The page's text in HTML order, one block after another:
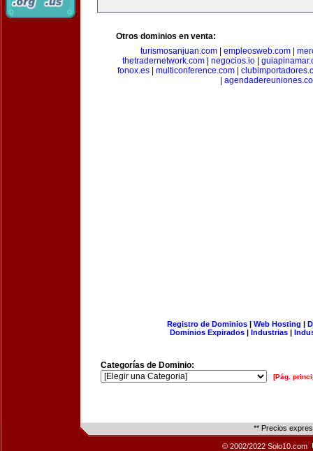
Otros dominios en venta:
turismosanjuan.com| empleosweb.com|
thetradernetwork.com
negocios.io
fonox.es| multiconference.com|
Registro de Dominios| Web Hosting |
Dominios Expirados | Industrias |
Categorías de Dominio:
[Pág.
** Precios
© 2002/2022 Solo10.com